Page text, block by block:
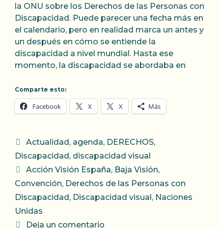
la ONU sobre los Derechos de las Personas con
Discapacidad. Puede parecer una fecha más en
el calendario, pero en realidad marca un antes y
un después en cómo se entiende la
discapacidad a nivel mundial. Hasta ese
momento, la discapacidad se abordaba en
Comparte esto:
Facebook X X Más
Categorías
Actualidad , agenda, DERECHOS,
Discapacidad , discapacidad visual
Etiquetas
Acción Visión España, Baja Visión,
Convención, Derechos de las Personas con
Discapacidad , Discapacidad visual , Naciones
Unidas
Deja un comentario